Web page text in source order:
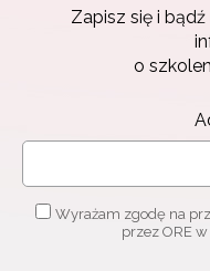
Zapisz się i
o
Wyrażam zgodę na
przez ORE